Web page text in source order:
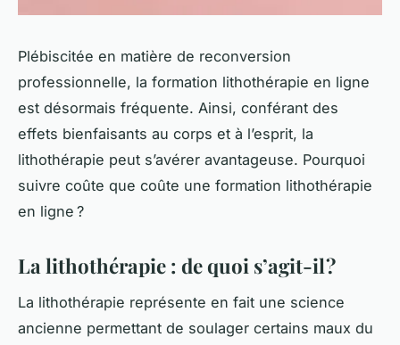
Plébiscitée en matière de reconversion
professionnelle, la formation lithothérapie en ligne
est désormais fréquente. Ainsi, conférant des
effets bienfaisants au corps et à l’esprit, la
lithothérapie peut s’avérer avantageuse. Pourquoi
suivre coûte que coûte une formation lithothérapie
en ligne ?
La lithothérapie : de quoi s’agit-il ?
La lithothérapie représente en fait une science
ancienne permettant de soulager certains maux du